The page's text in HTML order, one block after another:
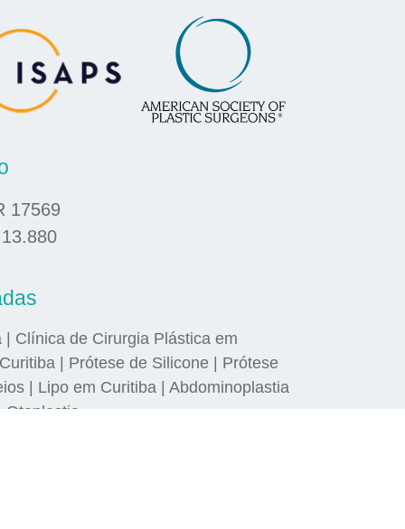
17569
Clínica de Cirurgia Plástica em
| Prótese de Silicone | Prótese
| Lipo em Curitiba | Abdominoplastia
Otoplastia